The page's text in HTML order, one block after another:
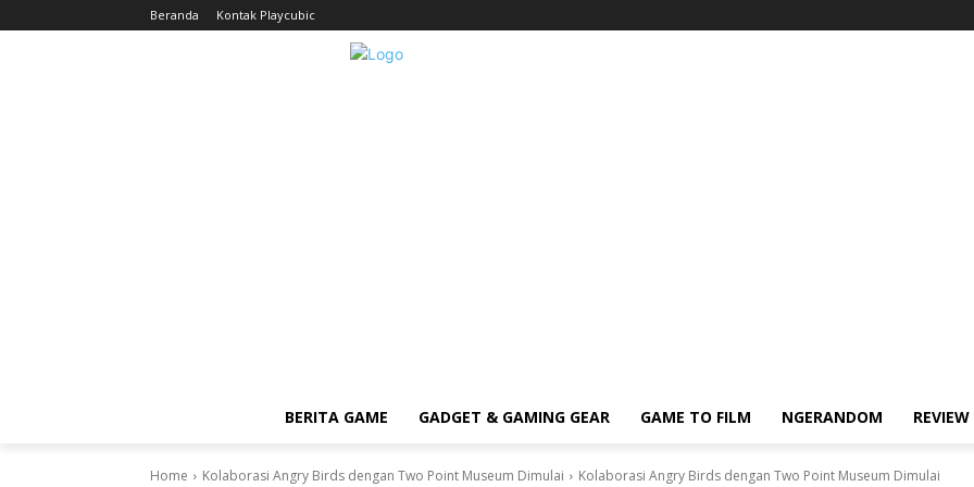
Beranda Kontak Playcubic
BERITA GAME GADGET & GAMING GEAR GAME TO FILM NGERANDOM REVIEW
Home Kolaborasi Angry Birds dengan Two Point Museum Dimulai Kolaborasi Angry Birds dengan Two Point Museum Dimulai